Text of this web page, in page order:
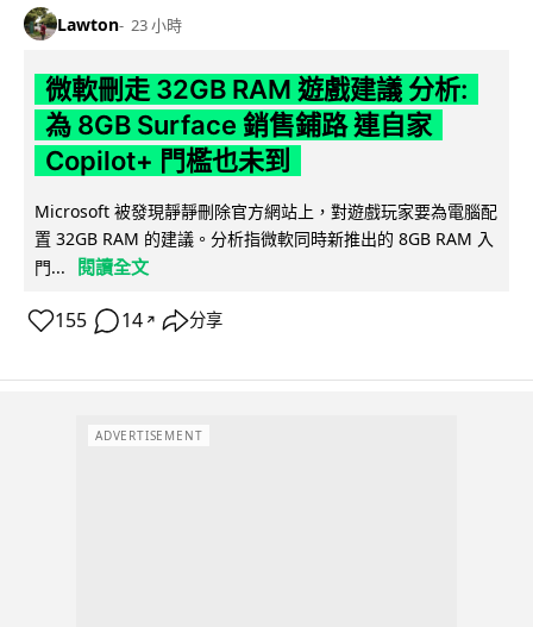
Lawton 23 小時
微軟刪走 32GB RAM 遊戲建議 分析:
為 8GB Surface 銷售鋪路 連自家
Copilot+ 門檻也未到
Microsoft 被發現靜靜刪除官方網站上，對遊戲玩家要為電腦配
置 32GB RAM 的建議。分析指微軟同時新推出的 8GB RAM 入
門...
閱讀全文
155 14 ↗ 分享
ADVERTISEMENT